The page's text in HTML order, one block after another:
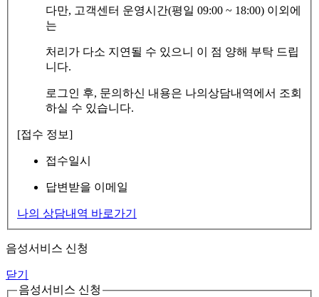
다만, 고객센터 운영시간(평일 09:00 ~ 18:00) 이외에
는
처리가 다소 지연될 수 있으니 이 점 양해 부탁 드립
니다.
로그인 후, 문의하신 내용은 나의상담내역에서 조회
하실 수 있습니다.
[접수 정보]
접수일시
답변받을 이메일
나의 상담내역 바로가기
음성서비스 신청
닫기
음성서비스 신청